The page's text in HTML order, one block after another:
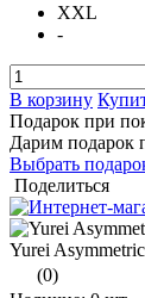
XXL
-
В корзину
Подарок при
Дарим подарок
Выбрать
Поделиться
Yurei Asymmetric
(0)